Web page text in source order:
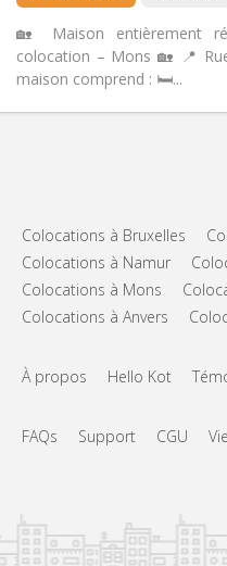
🏡 Maison entièrement
colocation – Mons 🏡 📍
maison comprend : 🛏️...
Colocations à Bruxelles
Colocations à Namur
Colocations à Mons
Colocations à Anvers
À propos Hello Kot
FAQs Support CGU